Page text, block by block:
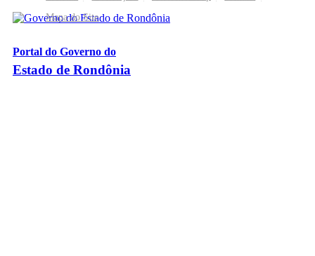
Mapa do Site
Portal do Governo do
Estado de Rondônia